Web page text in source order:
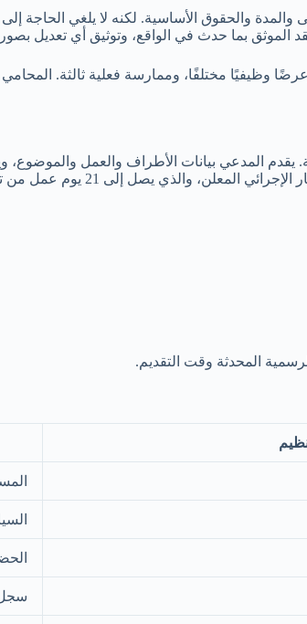
والحقوق الأساسية. لكنه لا يلغي الحاجة
الموثق بما حدث في الواقع، وتوثيق أي تعديل
وظيفيًا مختلفًا، وممارسة فعلية ثالثة.
يقدم المدعي بيانات الأطراف والعمل
يصل إلى 21 يوم عمل من تاريخ أول جلسة.
المحدثة وقت التقديم.
سجل